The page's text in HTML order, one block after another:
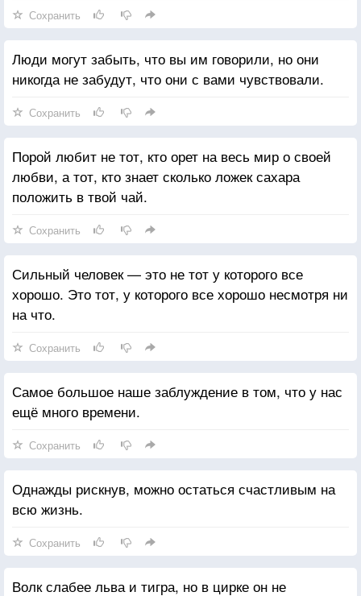
Сохранить
Люди могут забыть, что вы им говорили, но они
никогда не забудут, что они с вами чувствовали.
Сохранить
Порой любит не тот, кто орет на весь мир о своей
любви, а тот, кто знает сколько ложек сахара
положить в твой чай.
Сохранить
Сильный человек — это не тот у которого все
хорошо. Это тот, у которого все хорошо несмотря ни
на что.
Сохранить
Самое большое наше заблуждение в том, что у нас
ещё много времени.
Сохранить
Однажды рискнув, можно остаться счастливым на
всю жизнь.
Сохранить
Волк слабее льва и тигра, но в цирке он не